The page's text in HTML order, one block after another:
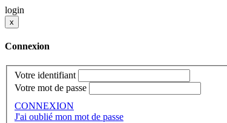
login
x
Connexion
Votre identifiant
Votre mot de passe
CONNEXION
J'ai oublié mon mot de passe